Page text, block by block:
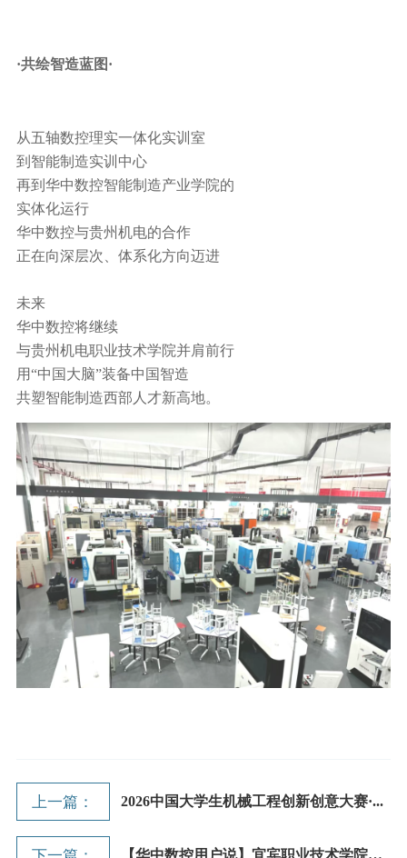
·共绘智造蓝图·
从五轴数控理实一体化实训室
到智能制造实训中心
再到华中数控智能制造产业学院的
实体化运行
华中数控与贵州机电的合作
正在向深层次、体系化方向迈进
未来
华中数控将继续
与贵州机电职业技术学院并肩前行
用“中国大脑”装备中国智造
共塑智能制造西部人才新高地。
上一篇： 2026中国大学生机械工程创新创意大赛·...
【华中数控用户说】宜宾职业技术学院：...